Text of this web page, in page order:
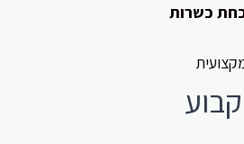
כשרות